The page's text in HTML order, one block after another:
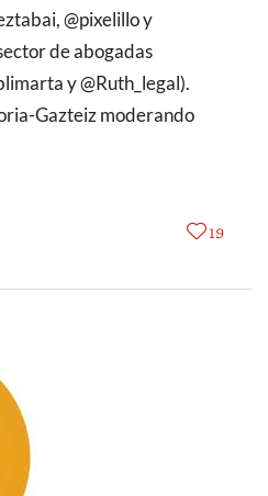
@pixelillo y
de abogadas
y @Ruth_legal).
Gazteiz moderando
19